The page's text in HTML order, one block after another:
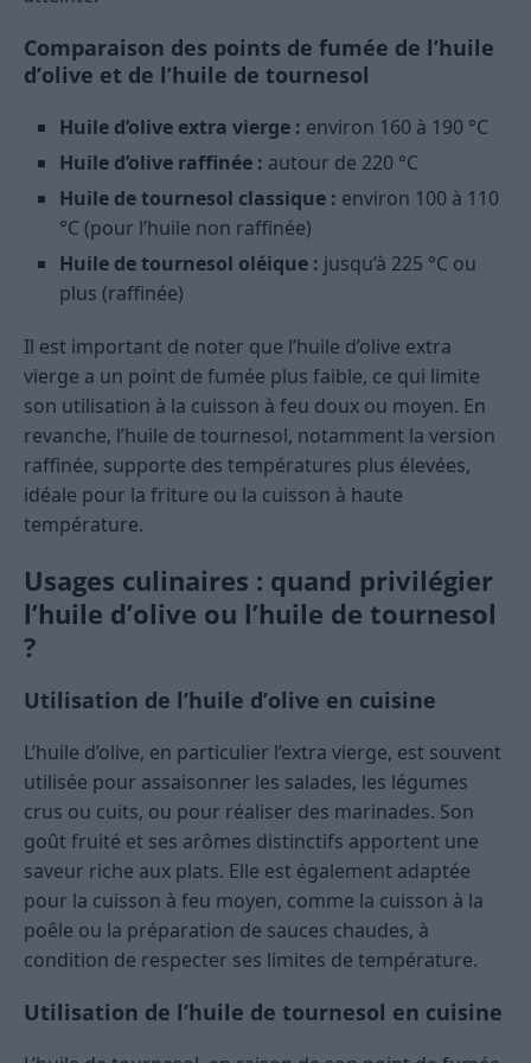
Comparaison des points de fumée de l’huile
d’olive et de l’huile de tournesol
Huile d’olive extra vierge : environ 160 à 190 °C
Huile d’olive raffinée : autour de 220 °C
Huile de tournesol classique : environ 100 à 110
°C (pour l’huile non raffinée)
Huile de tournesol oléique : jusqu’à 225 °C ou
plus (raffinée)
Il est important de noter que l’huile d’olive extra
vierge a un point de fumée plus faible, ce qui limite
son utilisation à la cuisson à feu doux ou moyen. En
revanche, l’huile de tournesol, notamment la version
raffinée, supporte des températures plus élevées,
idéale pour la friture ou la cuisson à haute
température.
Usages culinaires : quand privilégier
l’huile d’olive ou l’huile de tournesol
?
Utilisation de l’huile d’olive en cuisine
L’huile d’olive, en particulier l’extra vierge, est souvent
utilisée pour assaisonner les salades, les légumes
crus ou cuits, ou pour réaliser des marinades. Son
goût fruité et ses arômes distinctifs apportent une
saveur riche aux plats. Elle est également adaptée
pour la cuisson à feu moyen, comme la cuisson à la
poêle ou la préparation de sauces chaudes, à
condition de respecter ses limites de température.
Utilisation de l’huile de tournesol en cuisine